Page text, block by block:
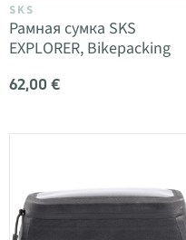
SKS
Рамная сумка SKS
EXPLORER, Bikepacking
62,00 €